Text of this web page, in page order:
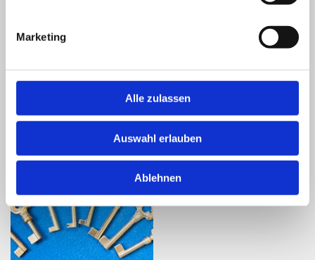
Marketing
Alle zulassen
Auswahl erlauben
Ablehnen